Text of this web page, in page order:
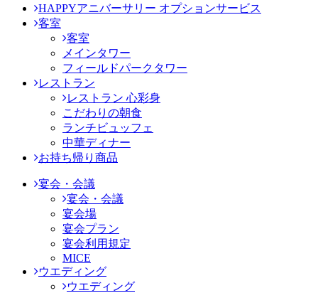
HAPPYアニバーサリー オプションサービス
客室
客室
メインタワー
フィールドパークタワー
レストラン
レストラン 心彩身
こだわりの朝食
ランチビュッフェ
中華ディナー
お持ち帰り商品
宴会・会議
宴会・会議
宴会場
宴会プラン
宴会利用規定
MICE
ウエディング
ウエディング